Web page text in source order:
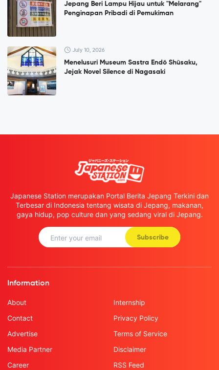
Jepang Beri Lampu Hijau untuk "Melarang"
Penginapan Pribadi di Pemukiman
July 10, 2026
Menelusuri Museum Sastra Endō Shūsaku,
Jejak Novel Silence di Nagasaki
Japanese Station merupakan Portal Berita Jepang Terkini dan
Terbesar di Indonesia tentang wisata di Jepang, makanan,
gaya hidup, pop culture dan yang sedang viral di Jepang.
Subscribe
Information
About
Contact
Advertise
Media Partner
Career
Internship
Privacy Policy
Terms of Service
Disclaimer
RSS Feed